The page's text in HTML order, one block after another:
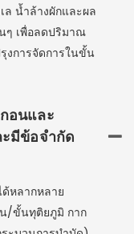
ล น้ำล้างผักและผล
ๆ เพื่อลดปริมาณ
งการจัดการในขั้น
อนและ
ะมีข้อจำกัด
ด้หลากหลาย
/ขั้นทุติยภูมิ กาก